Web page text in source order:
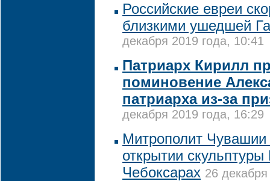
Российские евреи
близкими ушедшей
декабря 2019 года, 10:41
Патриарх Кирилл
поминовение
патриарха из-за
декабря 2019 года, 16:29
Митрополит Чувашии
открытии
Чебоксарах 26